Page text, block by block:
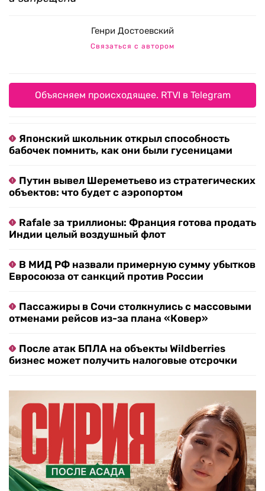
Генри Достоевский
Связаться с автором
Объясняем происходящее. RTVI в Telegram
Японский школьник открыл способность
бабочек помнить, как они были гусеницами
Путин вывел Шереметьево из стратегических
объектов: что будет с аэропортом
Rafale за триллионы: Франция готова продать
Индии целый воздушный флот
В МИД РФ назвали примерную сумму убытков
Евросоюза от санкций против России
Пассажиры в Сочи столкнулись с массовыми
отменами рейсов из-за плана «Ковер»
После атак БПЛА на объекты Wildberries
бизнес может получить налоговые отсрочки